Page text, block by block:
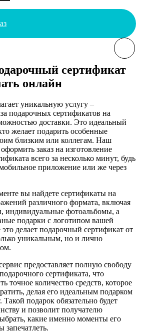
сертификат
онлайн
уникальную услугу –
подарочных сертификатов на
доставки. Это идеальный
желает подарить особенные
близким или коллегам. Наш
заказ на изготовление
всего за несколько минут, будь
приложение или же через
вы найдете сертификаты на
различного формата, включая
индивидуальные фотоальбомы, а
подарки с логотипом вашей
делает подарочный сертификат от
уникальным, но и лично
предоставляет полную свободу
сертификата, что
точное количество средств, которое
делая его идеальным подарком
подарок обязательно будет
и позволит получателю
какие именно моменты его
запечатлеть.